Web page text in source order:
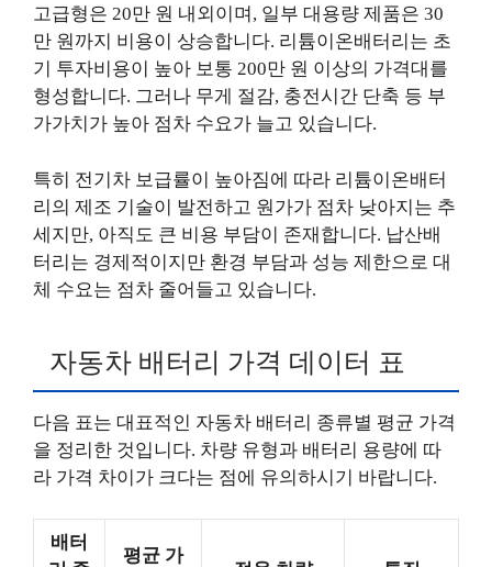
고급형은 20만 원 내외이며, 일부 대용량 제품은 30
만 원까지 비용이 상승합니다. 리튬이온배터리는 초
기 투자비용이 높아 보통 200만 원 이상의 가격대를
형성합니다. 그러나 무게 절감, 충전시간 단축 등 부
가가치가 높아 점차 수요가 늘고 있습니다.
특히 전기차 보급률이 높아짐에 따라 리튬이온배터
리의 제조 기술이 발전하고 원가가 점차 낮아지는 추
세지만, 아직도 큰 비용 부담이 존재합니다. 납산배
터리는 경제적이지만 환경 부담과 성능 제한으로 대
체 수요는 점차 줄어들고 있습니다.
자동차 배터리 가격 데이터 표
다음 표는 대표적인 자동차 배터리 종류별 평균 가격
을 정리한 것입니다. 차량 유형과 배터리 용량에 따
라 가격 차이가 크다는 점에 유의하시기 바랍니다.
배터
평균 가